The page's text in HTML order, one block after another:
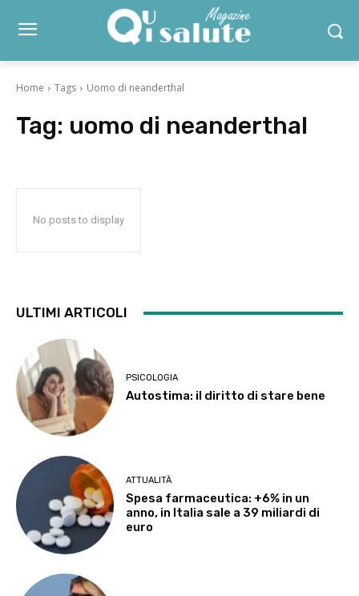
Home Tags Uomo di neanderthal
Tag: uomo di neanderthal
No posts to display
ULTIMI ARTICOLI
PSICOLOGIA
Autostima: il diritto di stare bene
ATTUALITÀ
Spesa farmaceutica: +6% in un
anno, in Italia sale a 39 miliardi di
euro